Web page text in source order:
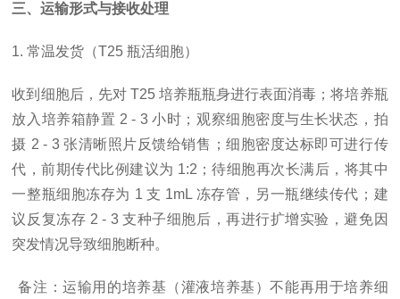
三、运输形式与接收处理
1. 常温发货（T25 瓶活细胞）
收到细胞后，先对 T25 培养瓶瓶身进行表面消毒；将培养瓶
放入培养箱静置 2 - 3 小时；观察细胞密度与生长状态，拍
摄 2 - 3 张清晰照片反馈给销售；细胞密度达标即可进行传
代，前期传代比例建议为 1:2；待细胞再次长满后，将其中
一整瓶细胞冻存为 1 支 1mL 冻存管，另一瓶继续传代；建
议反复冻存 2 - 3 支种子细胞后，再进行扩增实验，避免因
突发情况导致细胞断种。
备注：运输用的培养基（灌液培养基）不能再用于培养细